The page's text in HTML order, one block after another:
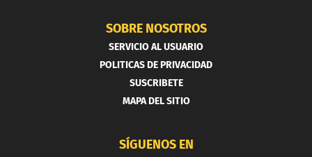
SOBRE NOSOTROS
SERVICIO AL USUARIO
POLITICAS DE PRIVACIDAD
SUSCRIBETE
MAPA DEL SITIO
SÍGUENOS EN